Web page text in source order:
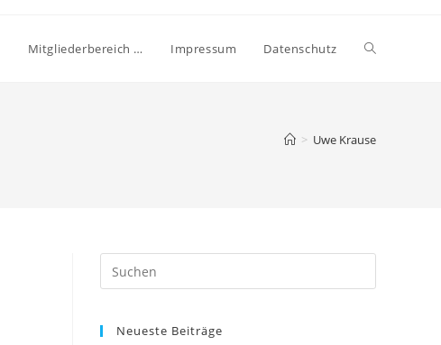
Mitgliederbereich … Impressum Datenschutz
> Uwe Krause
Neueste Beiträge